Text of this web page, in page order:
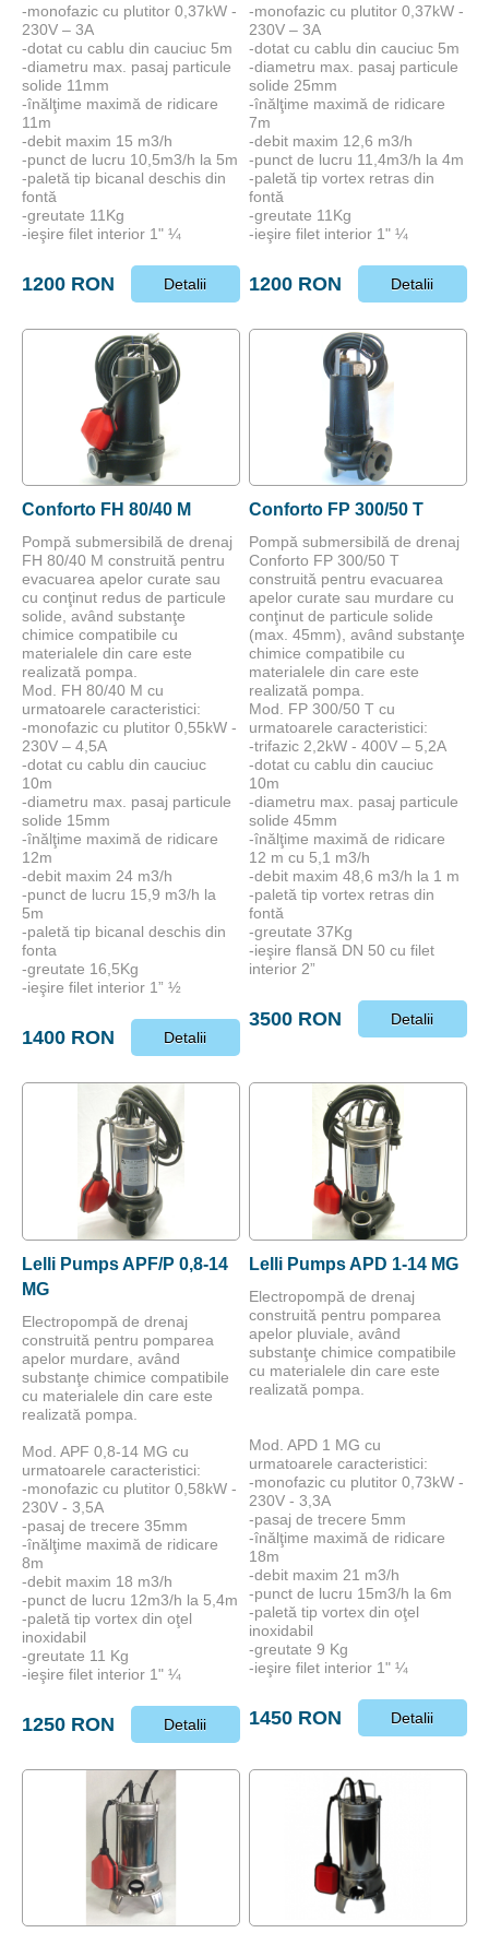
-monofazic cu plutitor 0,37kW -
230V – 3A
-dotat cu cablu din cauciuc 5m
-diametru max. pasaj particule
solide 11mm
-înălţime maximă de ridicare
11m
-debit maxim 15 m3/h
-punct de lucru 10,5m3/h la 5m
-paletă tip bicanal deschis din
fontă
-greutate 11Kg
-ieşire filet interior 1" ¼
1200 RON Detalii
-monofazic cu plutitor 0,37kW -
230V – 3A
-dotat cu cablu din cauciuc 5m
-diametru max. pasaj particule
solide 25mm
-înălţime maximă de ridicare
7m
-debit maxim 12,6 m3/h
-punct de lucru 11,4m3/h la 4m
-paletă tip vortex retras din
fontă
-greutate 11Kg
-ieşire filet interior 1" ¼
1200 RON Detalii
Conforto FH 80/40 M
Pompă submersibilă de drenaj
FH 80/40 M construită pentru
evacuarea apelor curate sau
cu conţinut redus de particule
solide, având substanţe
chimice compatibile cu
materialele din care este
realizată pompa.
Mod. FH 80/40 M cu
urmatoarele caracteristici:
-monofazic cu plutitor 0,55kW -
230V – 4,5A
-dotat cu cablu din cauciuc
10m
-diametru max. pasaj particule
solide 15mm
-înălţime maximă de ridicare
12m
-debit maxim 24 m3/h
-punct de lucru 15,9 m3/h la
5m
-paletă tip bicanal deschis din
fonta
-greutate 16,5Kg
-ieşire filet interior 1” ½
1400 RON Detalii
Conforto FP 300/50 T
Pompă submersibilă de drenaj
Conforto FP 300/50 T
construită pentru evacuarea
apelor curate sau murdare cu
conţinut de particule solide
(max. 45mm), având substanţe
chimice compatibile cu
materialele din care este
realizată pompa.
Mod. FP 300/50 T cu
urmatoarele caracteristici:
-trifazic 2,2kW - 400V – 5,2A
-dotat cu cablu din cauciuc
10m
-diametru max. pasaj particule
solide 45mm
-înălţime maximă de ridicare
12 m cu 5,1 m3/h
-debit maxim 48,6 m3/h la 1 m
-paletă tip vortex retras din
fontă
-greutate 37Kg
-ieşire flansă DN 50 cu filet
interior 2”
3500 RON Detalii
Lelli Pumps APF/P 0,8-14
MG
Electropompă de drenaj
construită pentru pomparea
apelor murdare, având
substanţe chimice compatibile
cu materialele din care este
realizată pompa.
Mod. APF 0,8-14 MG cu
urmatoarele caracteristici:
-monofazic cu plutitor 0,58kW -
230V - 3,5A
-pasaj de trecere 35mm
-înălţime maximă de ridicare
8m
-debit maxim 18 m3/h
-punct de lucru 12m3/h la 5,4m
-paletă tip vortex din oţel
inoxidabil
-greutate 11 Kg
-ieşire filet interior 1" ¼
1250 RON Detalii
Lelli Pumps APD 1-14 MG
Electropompă de drenaj
construită pentru pomparea
apelor pluviale, având
substanţe chimice compatibile
cu materialele din care este
realizată pompa.
Mod. APD 1 MG cu
urmatoarele caracteristici:
-monofazic cu plutitor 0,73kW -
230V - 3,3A
-pasaj de trecere 5mm
-înălţime maximă de ridicare
18m
-debit maxim 21 m3/h
-punct de lucru 15m3/h la 6m
-paletă tip vortex din oţel
inoxidabil
-greutate 9 Kg
-ieşire filet interior 1" ¼
1450 RON Detalii